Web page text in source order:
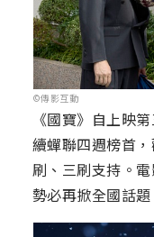
©傳影互動
《國寶》自上映
續蟬聯四週榜首
刷、三刷支持。
勢必再掀全國話題